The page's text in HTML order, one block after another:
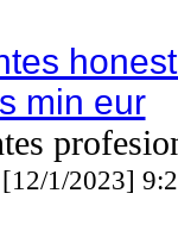
min eur
1/2023]